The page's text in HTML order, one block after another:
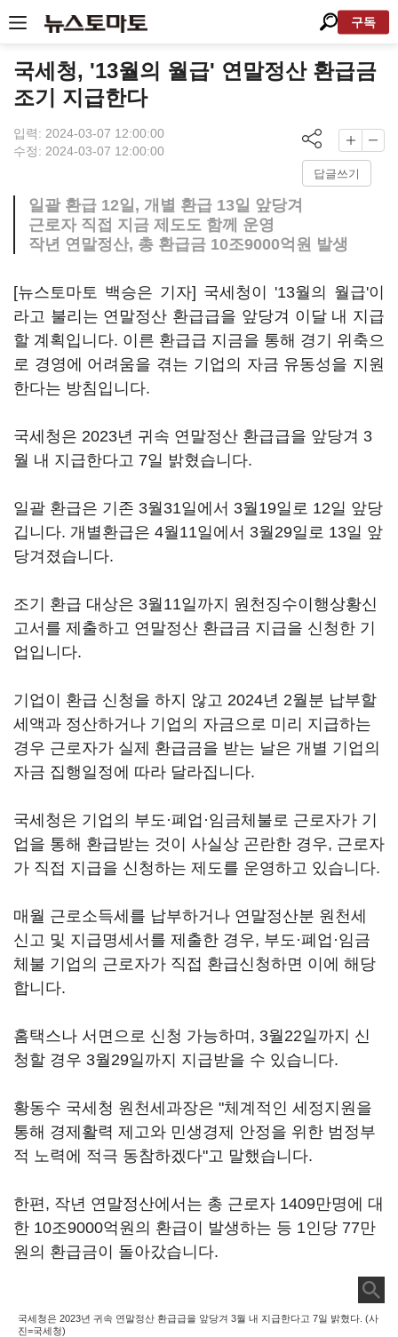
구독
국세청, '13월의 월급' 연말정산 환급금
조기 지급한다
입력: 2024-03-07 12:00:00
수정: 2024-03-07 12:00:00
답글쓰기
일괄 환급 12일, 개별 환급 13일 앞당겨
근로자 직접 지금 제도도 함께 운영
작년 연말정산, 총 환급금 10조9000억원 발생
[뉴스토마토 백승은 기자] 국세청이 '13월의 월급'이
라고 불리는 연말정산 환급급을 앞당겨 이달 내 지급
할 계획입니다. 이른 환급급 지금을 통해 경기 위축으
로 경영에 어려움을 겪는 기업의 자금 유동성을 지원
한다는 방침입니다.
국세청은 2023년 귀속 연말정산 환급급을 앞당겨 3
월 내 지급한다고 7일 밝혔습니다.
일괄 환급은 기존 3월31일에서 3월19일로 12일 앞당
깁니다. 개별환급은 4월11일에서 3월29일로 13일 앞
당겨졌습니다.
조기 환급 대상은 3월11일까지 원천징수이행상황신
고서를 제출하고 연말정산 환급금 지급을 신청한 기
업입니다.
기업이 환급 신청을 하지 않고 2024년 2월분 납부할
세액과 정산하거나 기업의 자금으로 미리 지급하는
경우 근로자가 실제 환급금을 받는 날은 개별 기업의
자금 집행일정에 따라 달라집니다.
국세청은 기업의 부도·폐업·임금체불로 근로자가 기
업을 통해 환급받는 것이 사실상 곤란한 경우, 근로자
가 직접 지급을 신청하는 제도를 운영하고 있습니다.
매월 근로소득세를 납부하거나 연말정산분 원천세
신고 및 지급명세서를 제출한 경우, 부도·폐업·임금
체불 기업의 근로자가 직접 환급신청하면 이에 해당
합니다.
홈택스나 서면으로 신청 가능하며, 3월22일까지 신
청할 경우 3월29일까지 지급받을 수 있습니다.
황동수 국세청 원천세과장은 "체계적인 세정지원을
통해 경제활력 제고와 민생경제 안정을 위한 범정부
적 노력에 적극 동참하겠다"고 말했습니다.
한편, 작년 연말정산에서는 총 근로자 1409만명에 대
한 10조9000억원의 환급이 발생하는 등 1인당 77만
원의 환급금이 돌아갔습니다.
국세청은 2023년 귀속 연말정산 환급급을 앞당겨 3월 내 지급한다고 7일 밝혔다. (사
진=국세청)